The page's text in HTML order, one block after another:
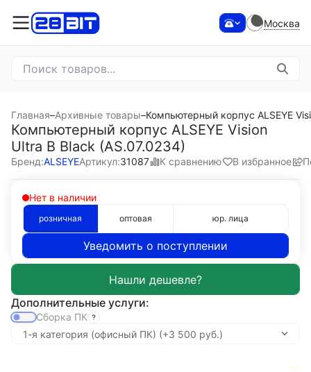
Москва
Главная–Архивные товары–Компьютерный корпус ALSEYE
Компьютерный корпус ALSEYE Vision
Ultra B Black (AS.07.0234)
Бренд:ALSEYEАртикул:31087 К сравнению В избранное
Нет в наличии
розничная оптовая юр. лица
Уведомить о поступлении
Дополнительные услуги:
Сборка ПК